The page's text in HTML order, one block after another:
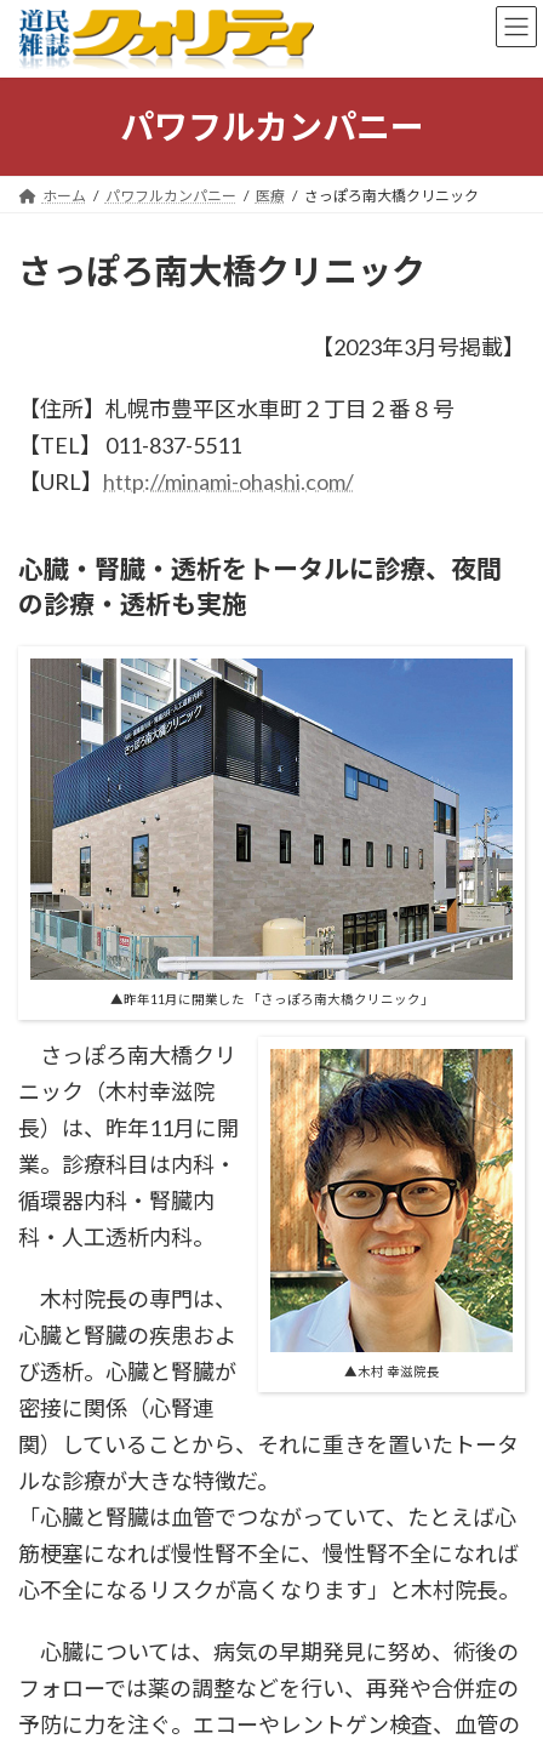
ン
キ
ー
に
パワフルカンパニー
ホーム パワフルカンパニー 医療 さっぽろ南大橋クリニック
さっぽろ南大橋クリニック
【2023年3月号掲載】
【住所】札幌市豊平区水車町２丁目２番８号
【TEL】 011-837-5511
【URL】 http://minami-ohashi.com/
心臓・腎臓・透析をトータルに診療、夜間
の診療・透析も実施
▲昨年11月に開業した 「さっぽろ南大橋クリニック」
▲木村 幸滋院長
さっぽろ南大橋クリ
ニック（木村幸滋院
長）は、昨年11月に開
業。診療科目は内科・
循環器内科・腎臓内
科・人工透析内科。
木村院長の専門は、
心臓と腎臓の疾患およ
び透析。心臓と腎臓が
密接に関係（心腎連
関）していることから、それに重きを置いたトータ
ルな診療が大きな特徴だ。
「心臓と腎臓は血管でつながっていて、たとえば心
筋梗塞になれば慢性腎不全に、慢性腎不全になれば
心不全になるリスクが高くなります」と木村院長。
心臓については、病気の早期発見に努め、術後の
フォローでは薬の調整などを行い、再発や合併症の
予防に力を注ぐ。エコーやレントゲン検査、血管の